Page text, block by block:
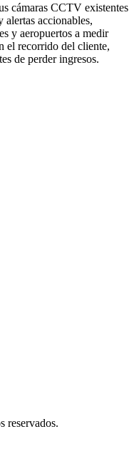
cámaras CCTV existentes
accionables,
y aeropuertos a medir
el recorrido del cliente,
de perder ingresos.
reservados.